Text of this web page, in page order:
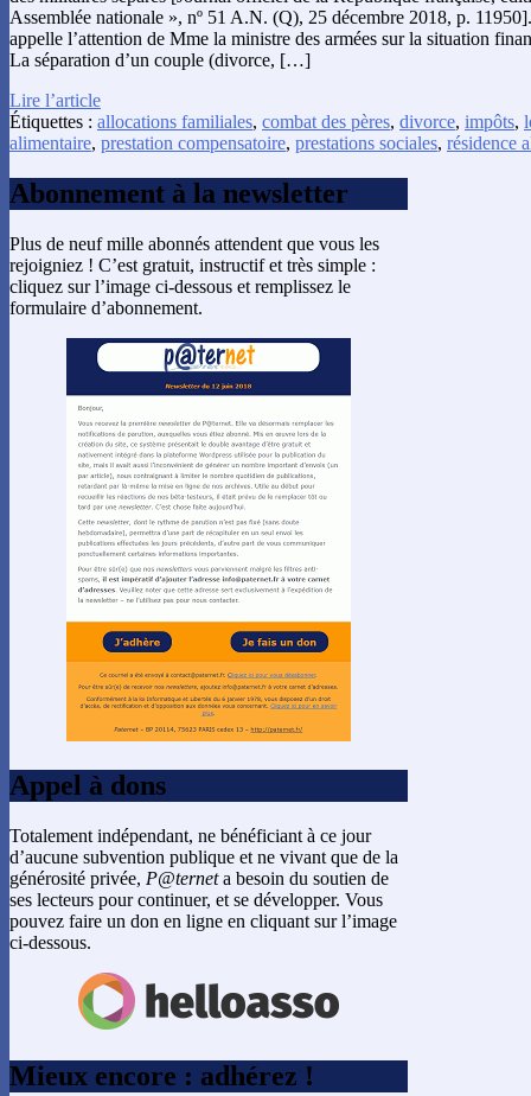
Assemblée nationale », nº 51 A.N. (Q), 25 décembre 2018, p.
appelle l’attention de Mme la ministre des armées sur la situation
La séparation d’un couple (divorce, […]
Lire l’article
Étiquettes : allocations familiales, combat des pères, divorce, impôts,
alimentaire, prestation compensatoire, prestations sociales, résidence
Abonnement à la newsletter
Plus de neuf mille abonnés attendent que vous les
rejoigniez ! C’est gratuit, instructif et très simple :
cliquez sur l’image ci-dessous et remplissez le
formulaire d’abonnement.
Appel à dons
Totalement indépendant, ne bénéficiant à ce jour
d’aucune subvention publique et ne vivant que de la
générosité privée, P@terneta besoin du soutien de
ses lecteurs pour continuer, et se développer. Vous
pouvez faire un don en ligne en cliquant sur l’image
ci-dessous.
Mieux encore : adhérez !